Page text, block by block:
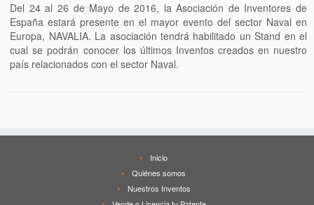
Del 24 al 26 de Mayo de 2016, la Asociación de Inventores de
España estará presente en el mayor evento del sector Naval en
Europa, NAVALIA. La asociación tendrá habilitado un Stand en el
cual se podrán conocer los últimos Inventos creados en nuestro
país relacionados con el sector Naval.
Inicio
Quiénes somos
Nuestros Inventos